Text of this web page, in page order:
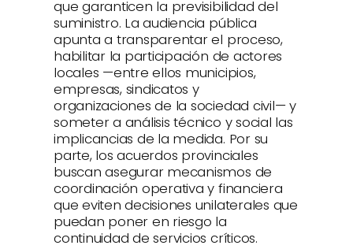
que garanticen la previsibilidad del
suministro. La audiencia pública
apunta a transparentar el proceso,
habilitar la participación de actores
locales —entre ellos municipios,
empresas, sindicatos y
organizaciones de la sociedad civil— y
someter a análisis técnico y social las
implicancias de la medida. Por su
parte, los acuerdos provinciales
buscan asegurar mecanismos de
coordinación operativa y financiera
que eviten decisiones unilaterales que
puedan poner en riesgo la
continuidad de servicios críticos.